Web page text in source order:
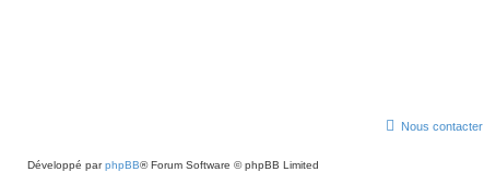
Nous contacter
Développé parphpBB® Forum Software © phpBB Limited